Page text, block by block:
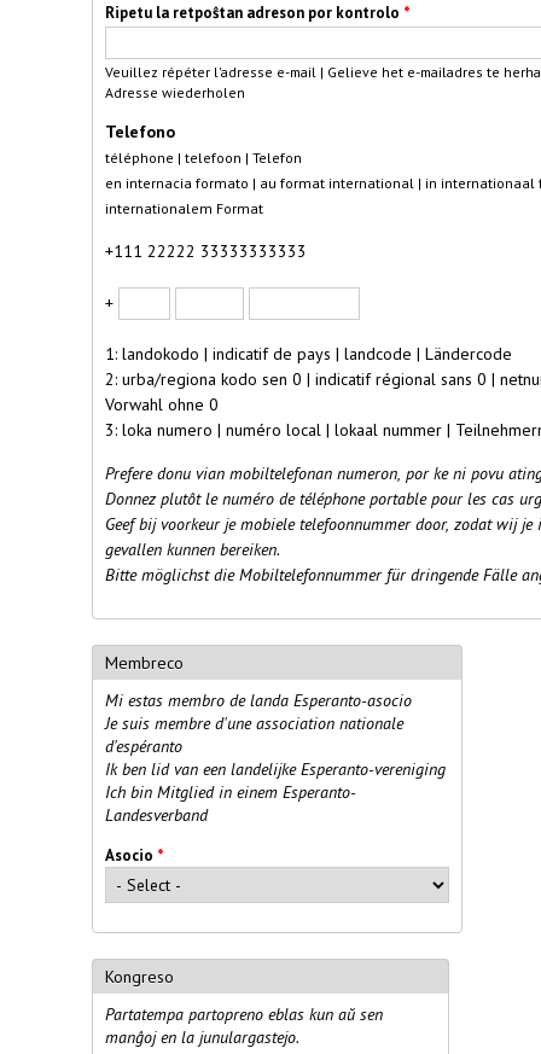
Ripetu la retpoŝtan adreson por kontrolo *
Veuillez répéter l'adresse e-mail | Gelieve het e-mailadres te
Adresse wiederholen
Telefono
téléphone | telefoon | Telefon
en internacia formato | au format international | in internationaal
internationalem Format
+111 22222 33333333333
Landokodo
+
1: landokodo | indicatif de pays | landcode | Ländercode
2: urba/regiona kodo sen 0 | indicatif régional sans 0 |
Vorwahl ohne 0
3: loka numero | numéro local | lokaal nummer |
Prefere donu vian mobiltelefonan numeron, por ke ni povu
Donnez plutôt le numéro de téléphone portable pour les cas
Geef bij voorkeur je mobiele telefoonnummer door, zodat wij je
gevallen kunnen bereiken.
Bitte möglichst die Mobiltelefonnummer für dringende Fälle
Membreco
Mi estas membro de landa Esperanto-asocio
Je suis membre d'une association nationale
d'espéranto
Ik ben lid van een landelijke Esperanto-vereniging
Ich bin Mitglied in einem Esperanto-
Landesverband
Asocio *
Kongreso
Partatempa partopreno eblas kun aŭ sen
manĝoj en la junulargastejo.